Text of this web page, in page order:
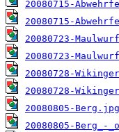
20080715-
20080715-
20080723-
20080723-
20080728-
20080728-
20080805-Berg.jpg
20080805-Berg_-